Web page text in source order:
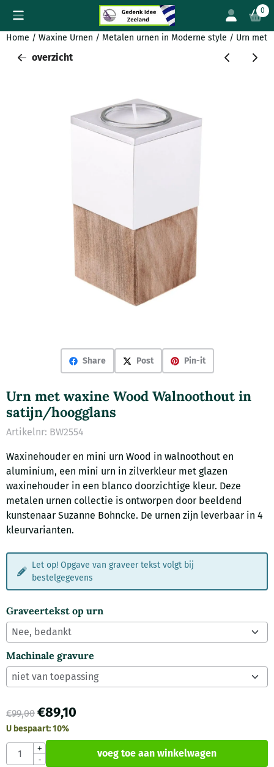
Cookievoorkeuren zijn beschikbaar. Kies instellingen of sta0
Home / Waxine Urnen / Metalen urnen in Moderne style / Urn met
overzicht
Share Post Pin-it
Urn met waxine Wood Walnoothout in
satijn/hoogglans
Artikelnr: BW2554
Waxinehouder en mini urn Wood in walnoothout en
aluminium, een mini urn in zilverkleur met glazen
waxinehouder in een blanco doorzichtige kleur. Deze
metalen urnen collectie is ontworpen door beeldend
kunstenaar Suzanne Bohncke. De urnen zijn leverbaar in 4
kleurvarianten.
Let op! Opgave van graveer tekst volgt bij
bestelgegevens
Graveertekst op urn
Machinale gravure
€99,00 €89,10
U bespaart:10%
Aantal
+
-
voeg toe aan winkelwagen